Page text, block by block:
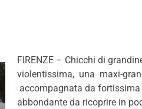
FIRENZE – Chicchi di
violentissima, una maxi-
accompagnata da
abbondante da ricoprire in